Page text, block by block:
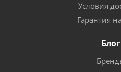
Условия
Гарантия
Блог